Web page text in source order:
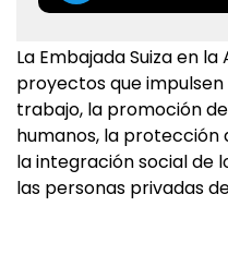
La Embajada Suiza en
proyectos que
trabajo, la promoción
humanos, la protección
la integración social de
las personas privadas